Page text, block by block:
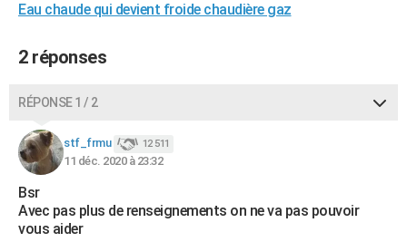
Destinations
City break
Voyage nature
Voyage de noces
Forum
Climat
PHOTO
GUIDES D'ACHAT
Carte de Noël
Carte Bonne année
Carte Saint-Valentin
Carte Pâques
Carte d'anniversaire
DICTIONNAIRE
Dictionnaire
Biographies
Citations
Expressions
Proverbes
PROGRAMME TV
COPAINS D'AVANT
Eau chaude qui devient froide chaudière gaz
2 réponses
RÉPONSE 1 / 2
stf_frmu 12 511
11 déc. 2020 à 23:32
Bsr
Avec pas plus de renseignements on ne va pas pouvoir
vous aider